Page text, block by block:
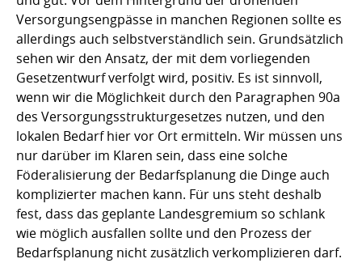
Versorgungsengpässe in manchen Regionen sollte es
allerdings auch selbstverständlich sein. Grundsätzlich
sehen wir den Ansatz, der mit dem vorliegenden
Gesetzentwurf verfolgt wird, positiv. Es ist sinnvoll,
wenn wir die Möglichkeit durch den Paragraphen 90a
des Versorgungsstrukturgesetzes nutzen, und den
lokalen Bedarf hier vor Ort ermitteln. Wir müssen uns
nur darüber im Klaren sein, dass eine solche
Föderalisierung der Bedarfsplanung die Dinge auch
komplizierter machen kann. Für uns steht deshalb
fest, dass das geplante Landesgremium so schlank
wie möglich ausfallen sollte und den Prozess der
Bedarfsplanung nicht zusätzlich verkomplizieren darf.